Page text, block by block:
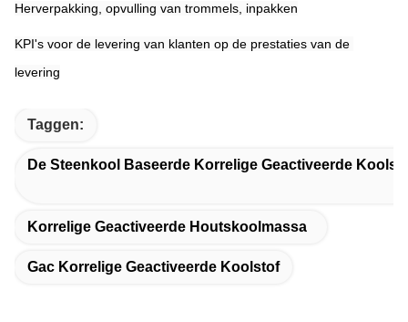
Herverpakking, opvulling van trommels, inpakken
KPI's voor de levering van klanten op de prestaties van de
levering
Taggen:
De Steenkool Baseerde Korrelige Geactiveerde
Korrelige Geactiveerde Houtskoolmassa
Gac Korrelige Geactiveerde Koolstof